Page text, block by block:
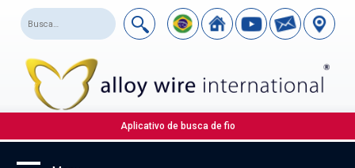
Aplicativo de busca de fio